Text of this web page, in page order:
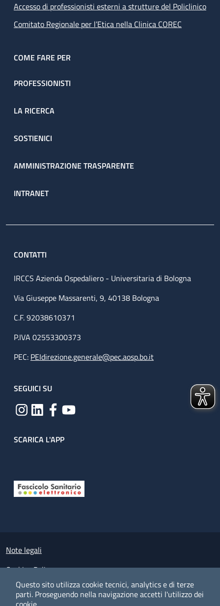
Questo sito utilizza cookie tecnici, analytics e di terze
parti. Proseguendo nella navigazione accetti l'utilizzo dei
Accesso di professionisti esterni a strutture del Policlinico
Comitato Regionale per l’Etica nella Clinica COREC
COME FARE PER
PROFESSIONISTI
LA RICERCA
SOSTIENICI
AMMINISTRAZIONE TRASPARENTE
INTRANET
CONTATTI
IRCCS Azienda Ospedaliero - Universitaria di Bologna
Via Giuseppe Massarenti, 9, 40138 Bologna
C.F. 92038610371
P.IVA 02553300373
PEC: PEIdirezione.generale@pec.aosp.bo.it
SEGUICI SU
SCARICA L'APP
Small prints
Note legali
Cookies Policy
Policy privacy e protezione del dato personale